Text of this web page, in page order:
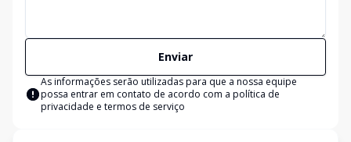
Enviar
As informações serão utilizadas para que a nossa equipe
possa entrar em contato de acordo com a política de
privacidade e termos de serviço